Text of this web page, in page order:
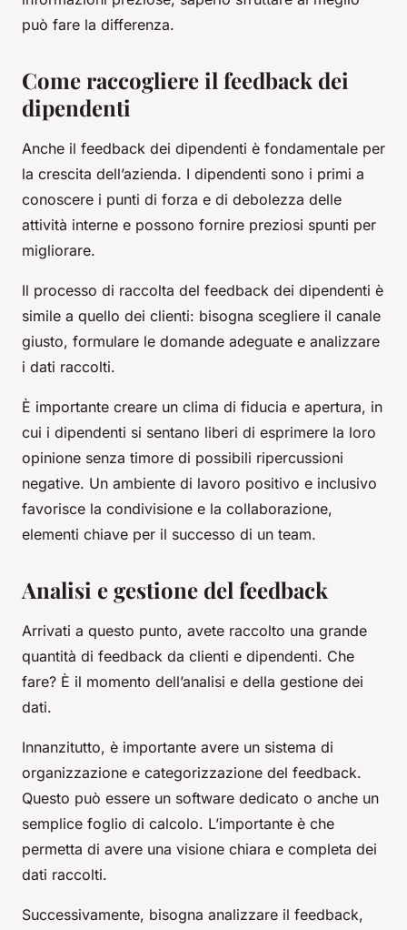
può fare la differenza.
Come raccogliere il feedback dei
dipendenti
Anche il feedback dei dipendenti è fondamentale per
la crescita dell’azienda. I dipendenti sono i primi a
conoscere i punti di forza e di debolezza delle
attività interne e possono fornire preziosi spunti per
migliorare.
Il processo di raccolta del feedback dei dipendenti è
simile a quello dei clienti: bisogna scegliere il canale
giusto, formulare le domande adeguate e analizzare
i dati raccolti.
È importante creare un clima di fiducia e apertura, in
cui i dipendenti si sentano liberi di esprimere la loro
opinione senza timore di possibili ripercussioni
negative. Un ambiente di lavoro positivo e inclusivo
favorisce la condivisione e la collaborazione,
elementi chiave per il successo di un team.
Analisi e gestione del feedback
Arrivati a questo punto, avete raccolto una grande
quantità di feedback da clienti e dipendenti. Che
fare? È il momento dell’analisi e della gestione dei
dati.
Innanzitutto, è importante avere un sistema di
organizzazione e categorizzazione del feedback.
Questo può essere un software dedicato o anche un
semplice foglio di calcolo. L’importante è che
permetta di avere una visione chiara e completa dei
dati raccolti.
Successivamente, bisogna analizzare il feedback,